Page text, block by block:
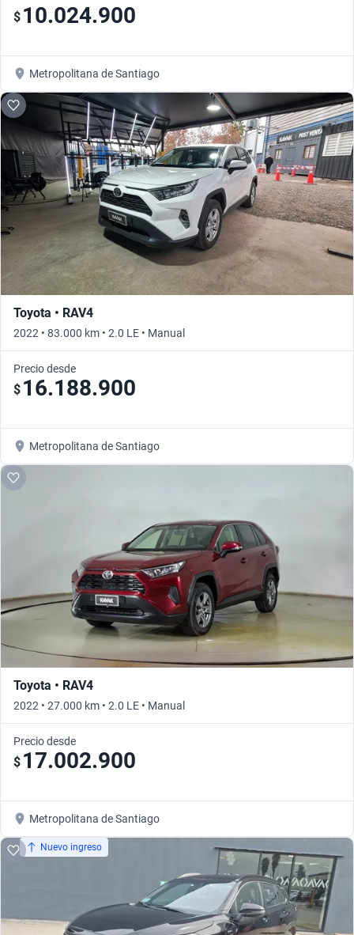
$ 10.024.900
Metropolitana de Santiago
Toyota • RAV4
2022 • 83.000 km • 2.0 LE • Manual
Precio desde
$ 16.188.900
Metropolitana de Santiago
Toyota • RAV4
2022 • 27.000 km • 2.0 LE • Manual
Precio desde
$ 17.002.900
Metropolitana de Santiago
Nuevo ingreso